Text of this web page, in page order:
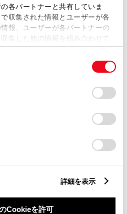
各パートナーと共有していま
収集された情報とユーザーが各
報、ユーザーが各パートナーの
集した他の情報を組み合わせて
ウェブサイトの使用を続行する
ッキー)が保存されることに同
クッキー)のオプトアウト、
りするにあたっては、当社の
取り扱いについて
」をご覧くだ
詳細を表示
Cookieを許可
Systemのﾌﾟﾘｸﾗｯｼｭｾｰﾌﾃｨ
（後側方検知）